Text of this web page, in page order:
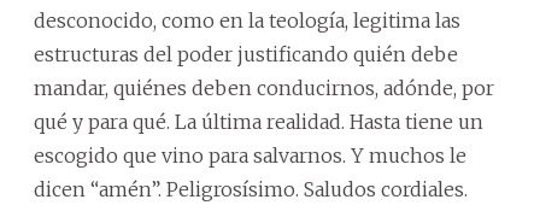
desconocido, como en la teología, legitima las
estructuras del poder justificando quién debe
mandar, quiénes deben conducirnos, adónde, por
qué y para qué. La última realidad. Hasta tiene un
escogido que vino para salvarnos. Y muchos le
dicen “amén”. Peligrosísimo. Saludos cordiales.